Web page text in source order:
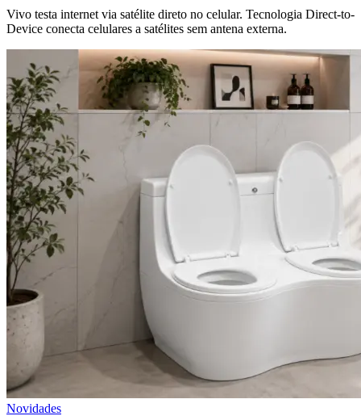
Vivo testa internet via satélite direto no celular. Tecnologia Direct-to-
Device conecta celulares a satélites sem antena externa.
Novidades